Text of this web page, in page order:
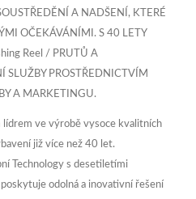
A NADŠENÍ, KTERÉ
OČEKÁVÁNÍMI. S 40 LETY
Reel / PRUTŮ A
SLUŽBY PROSTŘEDNICTVÍM
A MARKETINGU.
ve výrobě vysoce kvalitních
již více než 40 let.
Technology s desetiletími
odolná a inovativní řešení